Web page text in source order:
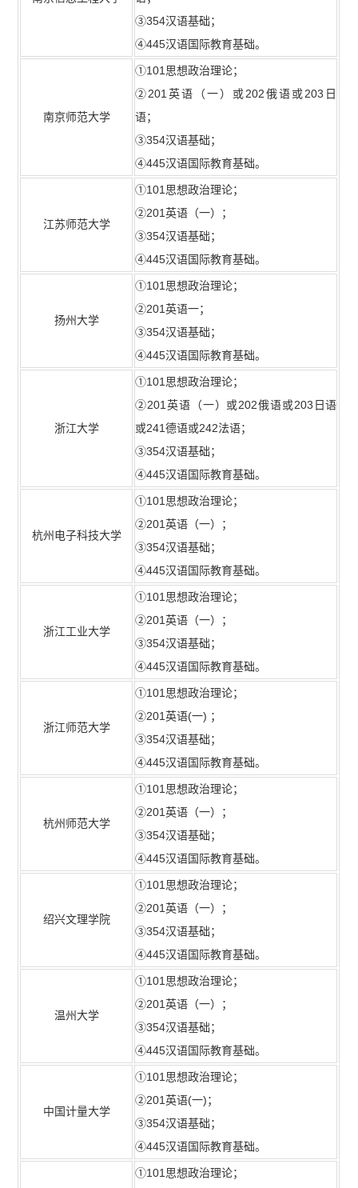
③354汉语基础；
④445汉语国际教育基础。
南京师范大学
①101思想政治理论；
②201英语（一）或202俄语或203日
语；
③354汉语基础；
④445汉语国际教育基础。
江苏师范大学
①101思想政治理论；
②201英语（一）；
③354汉语基础；
④445汉语国际教育基础。
扬州大学
①101思想政治理论；
②201英语一；
③354汉语基础；
④445汉语国际教育基础。
浙江大学
①101思想政治理论；
②201英语（一）或202俄语或203日语
或241德语或242法语；
③354汉语基础；
④445汉语国际教育基础。
杭州电子科技大学
①101思想政治理论；
②201英语（一）；
③354汉语基础；
④445汉语国际教育基础。
浙江工业大学
①101思想政治理论；
②201英语（一）；
③354汉语基础；
④445汉语国际教育基础。
浙江师范大学
①101思想政治理论；
②201英语(一) ；
③354汉语基础；
④445汉语国际教育基础。
杭州师范大学
①101思想政治理论；
②201英语（一）；
③354汉语基础；
④445汉语国际教育基础。
绍兴文理学院
①101思想政治理论；
②201英语（一）；
③354汉语基础；
④445汉语国际教育基础。
温州大学
①101思想政治理论；
②201英语（一）；
③354汉语基础；
④445汉语国际教育基础。
中国计量大学
①101思想政治理论；
②201英语(一)；
③354汉语基础；
④445汉语国际教育基础。
①101思想政治理论；